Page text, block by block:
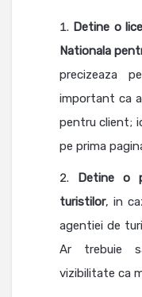
Detine o
Nationala
precizeaza
important ca
pentru client;
pe prima
Detine o
turistilor, in
agentiei de
Ar trebuie
vizibilitate ca